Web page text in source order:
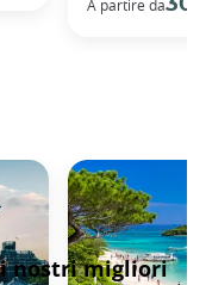
A partire da